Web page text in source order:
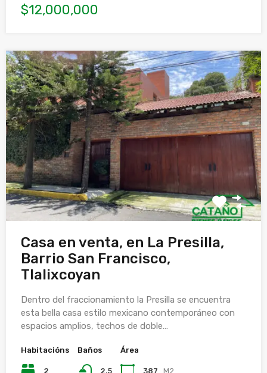
$12,000,000
Casa en venta, en La Presilla,
Barrio San Francisco,
Tlalixcoyan
Dentro del fraccionamiento la Presilla se encuentra
esta bella casa estilo mexicano contemporáneo con
espacios amplios, techos de doble…
Habitacións
2
Baños
2.5
Área
387 M2